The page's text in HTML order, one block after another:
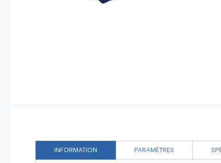
INFORMATION PARAMÈTRES